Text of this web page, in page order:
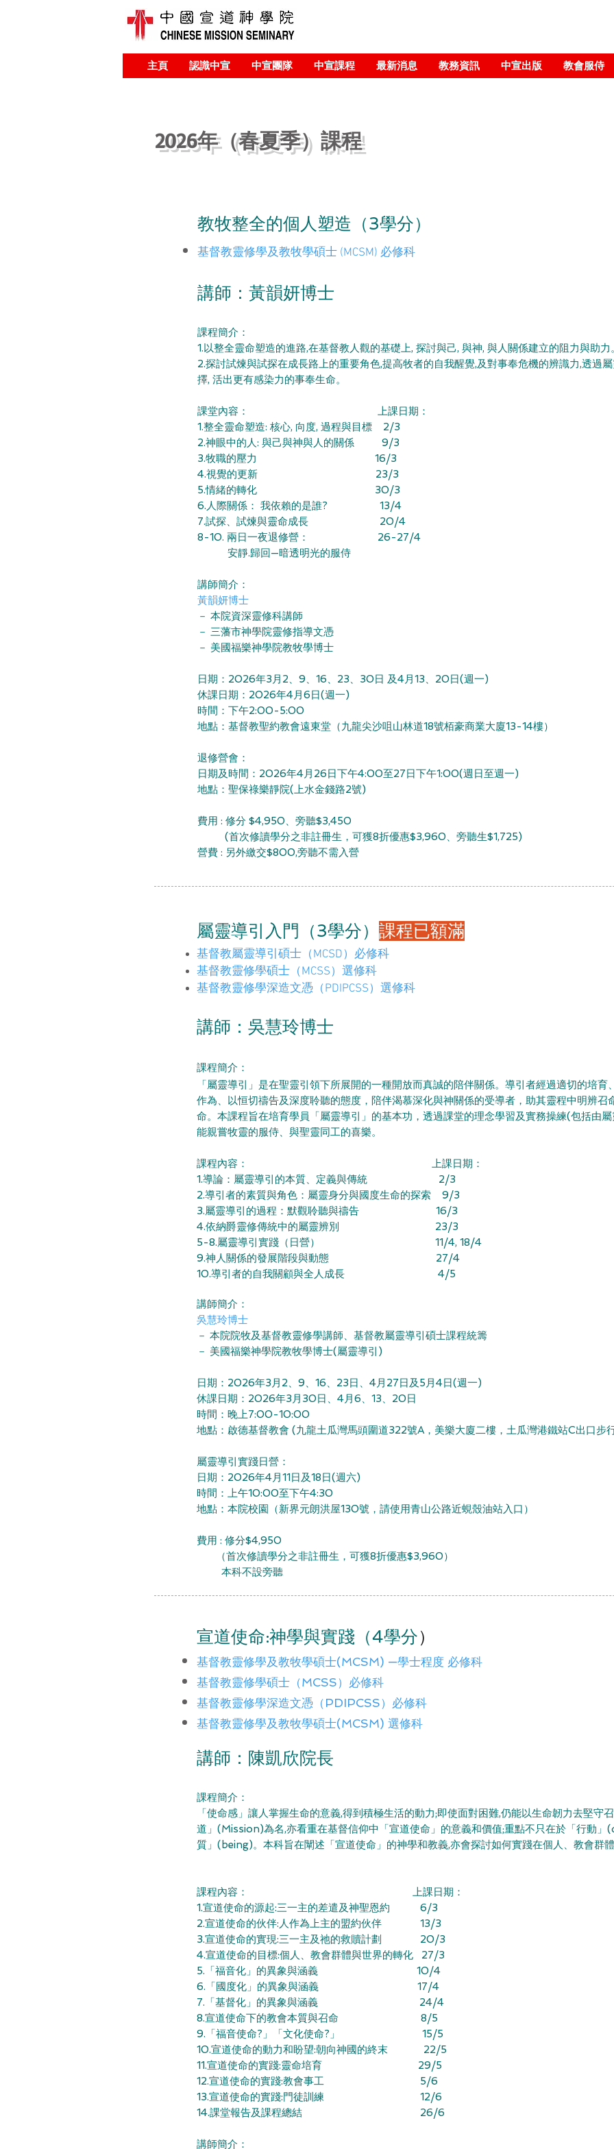
主頁 認識中宣 中宣團隊 中宣課程 最新消息 教務資訊 中宣出版 教會服侍
2026年（春夏季）課程
教牧整全的個人塑造（3學分）
基督教靈修學及教牧學碩士 (MCSM) 必修科
講師： 黃韻妍博士
課程簡介：
1.以整全靈命塑造的進路,在基督教人觀的基礎上, 探討與己, 與神, 與人關係建立的阻力與助力。
2.探討試煉與試探在成長路上的重要角色,提高牧者的自我醒覺,及對事奉危機的辨識力,透過
擇, 活出更有感染力的事奉生命。
課堂內容： 上課日期：
1.整全靈命塑造: 核心, 向度, 過程與目標 2/3
2.神眼中的人: 與己與神與人的關係 9/3
3.牧職的壓力 16/3
4.視覺的更新 23/3
5.情緒的轉化 30/3
6.人際關係： 我依賴的是誰? 13/4
7.試探、試煉與靈命成長 20/4
8-10. 兩日一夜退修營： 26-27/4
安靜.歸回—暗透明光的服侍
講師簡介：
黃韻妍博士
－ 本院資深靈修科講師
－ 三藩市神學院靈修指導文憑
－ 美國福樂神學院教牧學博士
日期：2026年3月2、9、16、23、30日 及4月13、20日(週一)
休課日期：2026年4月6日(週一)
時間： 下午2:00-5:00​
​地點： 基督教聖約教會遠東堂（九龍尖沙咀山林道18號栢豪商業大廈13-14樓）
退修營會 ：
日期及時間：2026年4月26日下午4:00至27日下午1:00(週日至週一)
地點： 聖保祿樂靜院(上水金錢路2號)
費用 : 修分 $4,950、旁聽$3,450
(首次修讀學分之非註冊生，可獲8折優惠$3,960、旁聽生$1,725)
營費 : 另外繳交$800,旁聽不需入營​
屬靈導引入門（3學分） 課程已額滿
基督教屬靈導引碩士（MCSD）必修科
基督教靈修學碩士（MCSS）選修科
基督教靈修學深造文憑（PDIPCSS）選修科
講師： 吳慧玲博士
課程簡介 ：
「屬靈導引」是在聖靈引領下所展開的一種開放而真誠的陪伴關係。導引者經過適切的培
作為、以恒切禱告及深度聆聽的態度，陪伴渴慕深化與神關係的受導者，助其靈程中明辨召
命。本課程旨在培育學員「屬靈導引」的基本功，透過課堂的理念學習及實務操練(包括由
能親嘗牧靈的服侍、與聖靈同工的喜樂。
課程內容： 上課日期：
1.導論：屬靈導引的本質、定義與傳統 2/3
2.導引者的素質與角色：屬靈身分與國度生命的探索 9/3
3.屬靈導引的過程：默觀聆聽與禱告 16/3
4.依納爵靈修傳統中的屬靈辨別 23/3
5-8.屬靈導引實踐（日營） 11/4, 18/4
9.神人關係的發展階段與動態 27/4
10.導引者的自我關顧與全人成長 4/5
講師簡介：
吳慧玲博士
－ 本院院牧及基督教靈修學講師、基督教屬靈導引碩士課程統籌
－ 美國福樂神學院教牧學博士(屬靈導引)
日期：2026年3月2、9、16、23日、4月27日及5月4日(週一)
休課日期：2026年3月30日、4月6、13、20日
時間：晚上7:00-10:00
​地點：啟德基督教會 (九龍土瓜灣馬頭圍道322號A，美樂大廈二樓 ，土瓜灣港鐵站C出口步
屬靈導引實踐日營 ：
日期：2026年4月11日及18日(週六)
時間：上午10:00至下午4:30
地點：本院校園（新界元朗洪屋130號，請使用青山公路近蜆殼油站入口）
費用 : 修分$4,950
（首次修讀學分之非註冊生，可獲8折優惠$3,960）
​ 本科不設旁聽
宣道使命:神學與實踐（4學分）
基督教靈修學及教牧學碩士(MCSM) —學士程度 必修科
基督教靈修學碩士（MCSS）必修科
基督教靈修學深造文憑（PDIPCSS）必修科
基督教靈修學及教牧學碩士(MCSM) 選修科
講師： 陳凱欣院長
課程簡介：
「使命感」讓人掌握生命的意義,得到積極生活的動力;即使面對困難,仍能以生命韌力去堅守
道」(Mission)為名,亦看重在基督信仰中「宣道使命」的意義和價值;重點不只在於「行動
質」(being)。本科旨在闡述「宣道使命」的神學和教義,亦會探討如何實踐在個人、教會群體
課程內容： 上課日期：
1.宣道使命的源起:三一主的差遣及神聖恩約 6/3
2.宣道使命的伙伴:人作為上主的盟約伙伴 13/3
3.宣道使命的實現:三一主及祂的救贖計劃 20/3
4.宣道使命的目標:個人、教會群體與世界的轉化 27/3
5.「福音化」的異象與涵義 10/4
6.「國度化」的異象與涵義 17/4
7.「基督化」的異象與涵義 24/4
8.宣道使命下的教會本質與召命 8/5
9.「福音使命?」「文化使命?」 15/5
10.宣道使命的動力和盼望:朝向神國的終末 22/5
11.宣道使命的實踐:靈命培育 29/5
12.宣道使命的實踐:教會事工 5/6
13.宣道使命的實踐:門徒訓練 12/6
14.課堂報告及課程總結 26/6
講師簡介：